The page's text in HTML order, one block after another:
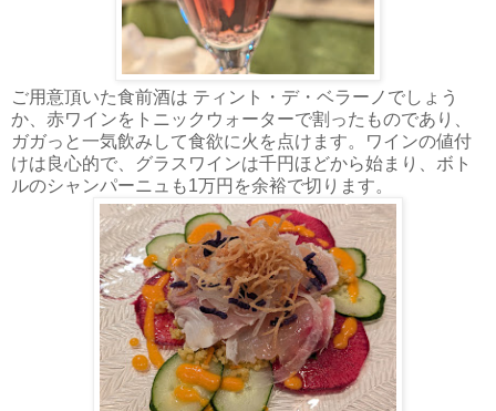
ご用意頂いた食前酒は ティント・デ・ベラーノでしょう
か、赤ワインをトニックウォーターで割ったものであり、
ガガっと一気飲みして食欲に火を点けます。ワインの値付
けは良心的で、グラスワインは千円ほどから始まり、ボト
ルのシャンパーニュも1万円を余裕で切ります。